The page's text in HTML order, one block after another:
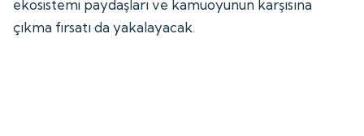
ekosistemi paydaşları ve kamuoyunun karşısına
çıkma fırsatı da yakalayacak.